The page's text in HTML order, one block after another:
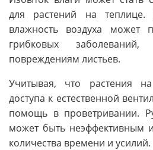
для растений на теплице.
влажность воздуха может
грибковых
повреждениям листьев.
Учитывая, что растения
доступа к естественной
помощь в проветривании.
может быть неэффективным
количества времени и усилий.